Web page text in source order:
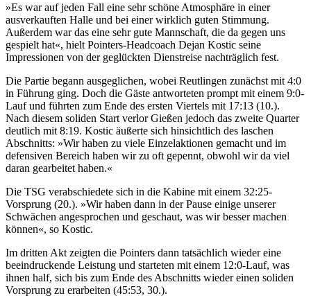
»Es war auf jeden Fall eine sehr schöne Atmosphäre in einer
ausverkauften Halle und bei einer wirklich guten Stimmung.
Außerdem war das eine sehr gute Mannschaft, die da gegen uns
gespielt hat«, hielt Pointers-Headcoach Dejan Kostic seine
Impressionen von der geglückten Dienstreise nachträglich fest.
Die Partie begann ausgeglichen, wobei Reutlingen zunächst mit 4:0
in Führung ging. Doch die Gäste antworteten prompt mit einem 9:0-
Lauf und führten zum Ende des ersten Viertels mit 17:13 (10.).
Nach diesem soliden Start verlor Gießen jedoch das zweite Quarter
deutlich mit 8:19. Kostic äußerte sich hinsichtlich des laschen
Abschnitts: »Wir haben zu viele Einzelaktionen gemacht und im
defensiven Bereich haben wir zu oft gepennt, obwohl wir da viel
daran gearbeitet haben.«
Die TSG verabschiedete sich in die Kabine mit einem 32:25-
Vorsprung (20.). »Wir haben dann in der Pause einige unserer
Schwächen angesprochen und geschaut, was wir besser machen
können«, so Kostic.
Im dritten Akt zeigten die Pointers dann tatsächlich wieder eine
beeindruckende Leistung und starteten mit einem 12:0-Lauf, was
ihnen half, sich bis zum Ende des Abschnitts wieder einen soliden
Vorsprung zu erarbeiten (45:53, 30.).